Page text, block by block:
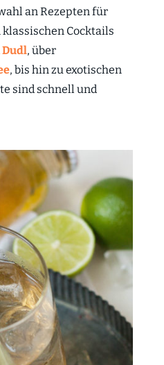
an Rezepten für
klassischen Cocktails
Dudl, über
, bis hin zu exotischen
sind schnell und